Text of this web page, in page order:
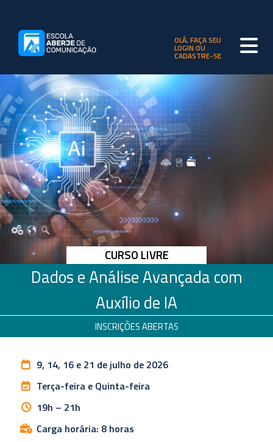
OLÁ, FAÇA SEU
LOGIN OU
CADASTRE-SE
CURSO LIVRE
Dados e Análise Avançada com
Auxílio de IA
INSCRIÇÕES ABERTAS
9, 14, 16 e 21 de julho de 2026
Terça-feira e Quinta-feira
19h – 21h
Carga horária: 8 horas